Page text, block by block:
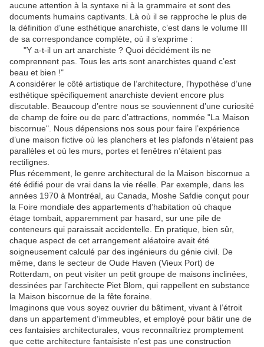
aucune attention à la syntaxe ni à la grammaire et sont des
documents humains captivants. Là où il se rapproche le plus de
la définition d’une esthétique anarchiste, c’est dans le volume III
de sa correspondance complète, où il s’exprime :
"Y a-t-il un art anarchiste ? Quoi décidément ils ne
comprennent pas. Tous les arts sont anarchistes quand c’est
beau et bien !"
A considérer le côté artistique de l’architecture, l’hypothèse d’une
esthétique spécifiquement anarchiste devient encore plus
discutable. Beaucoup d’entre nous se souviennent d’une curiosité
de champ de foire ou de parc d’attractions, nommée "La Maison
biscornue". Nous dépensions nos sous pour faire l’expérience
d’une maison fictive où les planchers et les plafonds n’étaient pas
parallèles et où les murs, portes et fenêtres n’étaient pas
rectilignes.
Plus récemment, le genre architectural de la Maison biscornue a
été édifié pour de vrai dans la vie réelle. Par exemple, dans les
années 1970 à Montréal, au Canada, Moshe Safdie conçut pour
la Foire mondiale des appartements d’habitation où chaque
étage tombait, apparemment par hasard, sur une pile de
conteneurs qui paraissait accidentelle. En pratique, bien sûr,
chaque aspect de cet arrangement aléatoire avait été
soigneusement calculé par des ingénieurs du génie civil. De
même, dans le secteur de Oude Haven (Vieux Port) de
Rotterdam, on peut visiter un petit groupe de maisons inclinées,
dessinées par l’architecte Piet Blom, qui rappellent en substance
la Maison biscornue de la fête foraine.
Imaginons que vous soyez ouvrier du bâtiment, vivant à l’étroit
dans un appartement d’immeubles, et employé pour bâtir une de
ces fantaisies architecturales, vous reconnaîtriez promptement
que cette architecture fantaisiste n’est pas une construction